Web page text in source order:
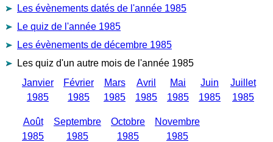
Les évènements datés de l'année 1985
Le quiz de l'année 1985
Les évènements de décembre 1985
Les quiz d'un autre mois de l'année 1985
Janvier
1985
Février
1985
Mars
1985
Avril
1985
Mai
1985
Juin
1985
Juillet
1985
Août
1985
Septembre
1985
Octobre
1985
Novembre
1985